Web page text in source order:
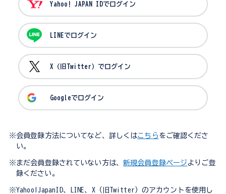
Yahoo! JAPAN IDでログイン
LINEでログイン
X（旧Twitter）でログイン
Googleでログイン
※会員登録方法についてなど、詳しくはこちら をご確認くださ
い。
※まだ会員登録されていない方は、 新規会員登録ページ よりご登
録ください。
※Yahoo!JapanID、LINE、X（旧Twitter）のアカウントを使用し